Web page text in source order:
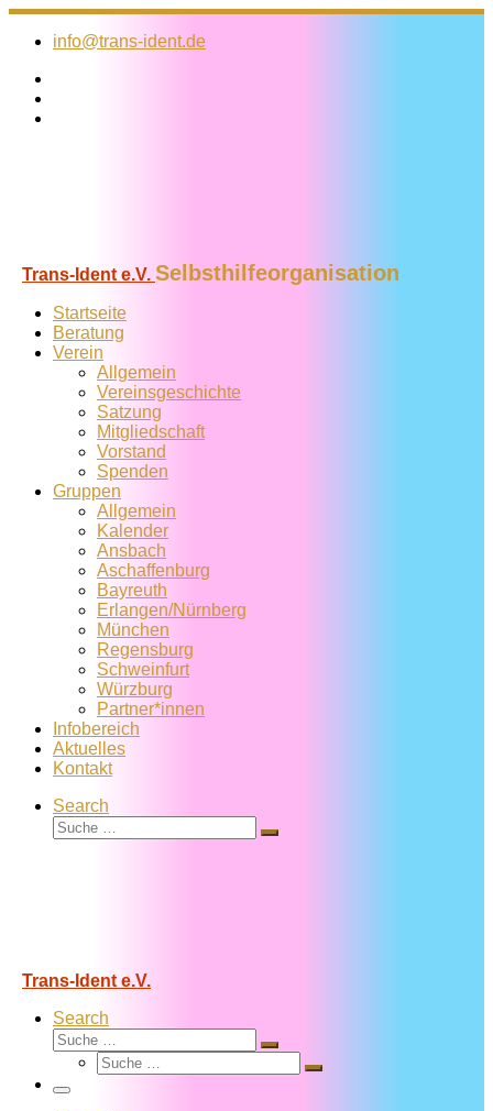
Zum
Inhalt
info@trans-ident.de
Trans-Ident e.V. Selbsthilfeorganisation
Startseite
Beratung
Verein
Allgemein
Vereins­geschichte
Satzung
Mitglied­schaft
Vorstand
Spenden
Gruppen
Allgemein
Kalender
Ansbach
Aschaffenburg
Bayreuth
Erlangen/Nürnberg
München
Regensburg
Schweinfurt
Würzburg
Partner*innen
Infobereich
Aktuelles
Kontakt
Search
Suche
Suche
Trans-Ident e.V.
Search
Suche
Suche
Suche
Suche
Menü